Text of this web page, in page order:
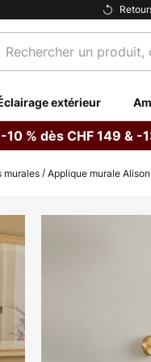
un
extérieur
-10 % dès CHF 149 & -
murales Applique murale